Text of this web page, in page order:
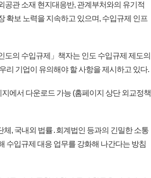
관 소재 현지대응반, 관계부처와의 유기적
확보 노력을 지속하고 있으며, 수입규제 인프
의 수입규제」책자는 인도 수입규제 제도의
리 기업이 유의해야 할 사항을 제시하고 있다.
에서 다운로드 가능 (홈페이지 상단 외교정책
, 국내외 법률․회계법인 등과의 긴밀한 소통
수입규제 대응 업무를 강화해 나간다는 방침